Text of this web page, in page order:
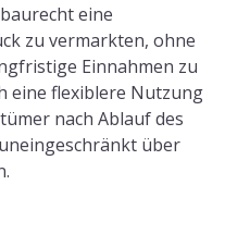
eine
zu vermarkten, ohne
Einnahmen zu
eine flexiblere Nutzung
nach Ablauf des
über